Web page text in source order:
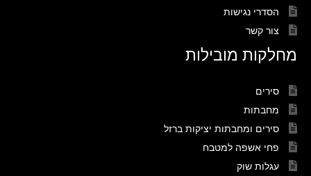
הסדרי נגישות
צור קשר
מחלקות מובילות
סירים
מחבתות
סירים ומחבתות יציקות ברזל
פחי אשפה למטבח
עגלות שוק